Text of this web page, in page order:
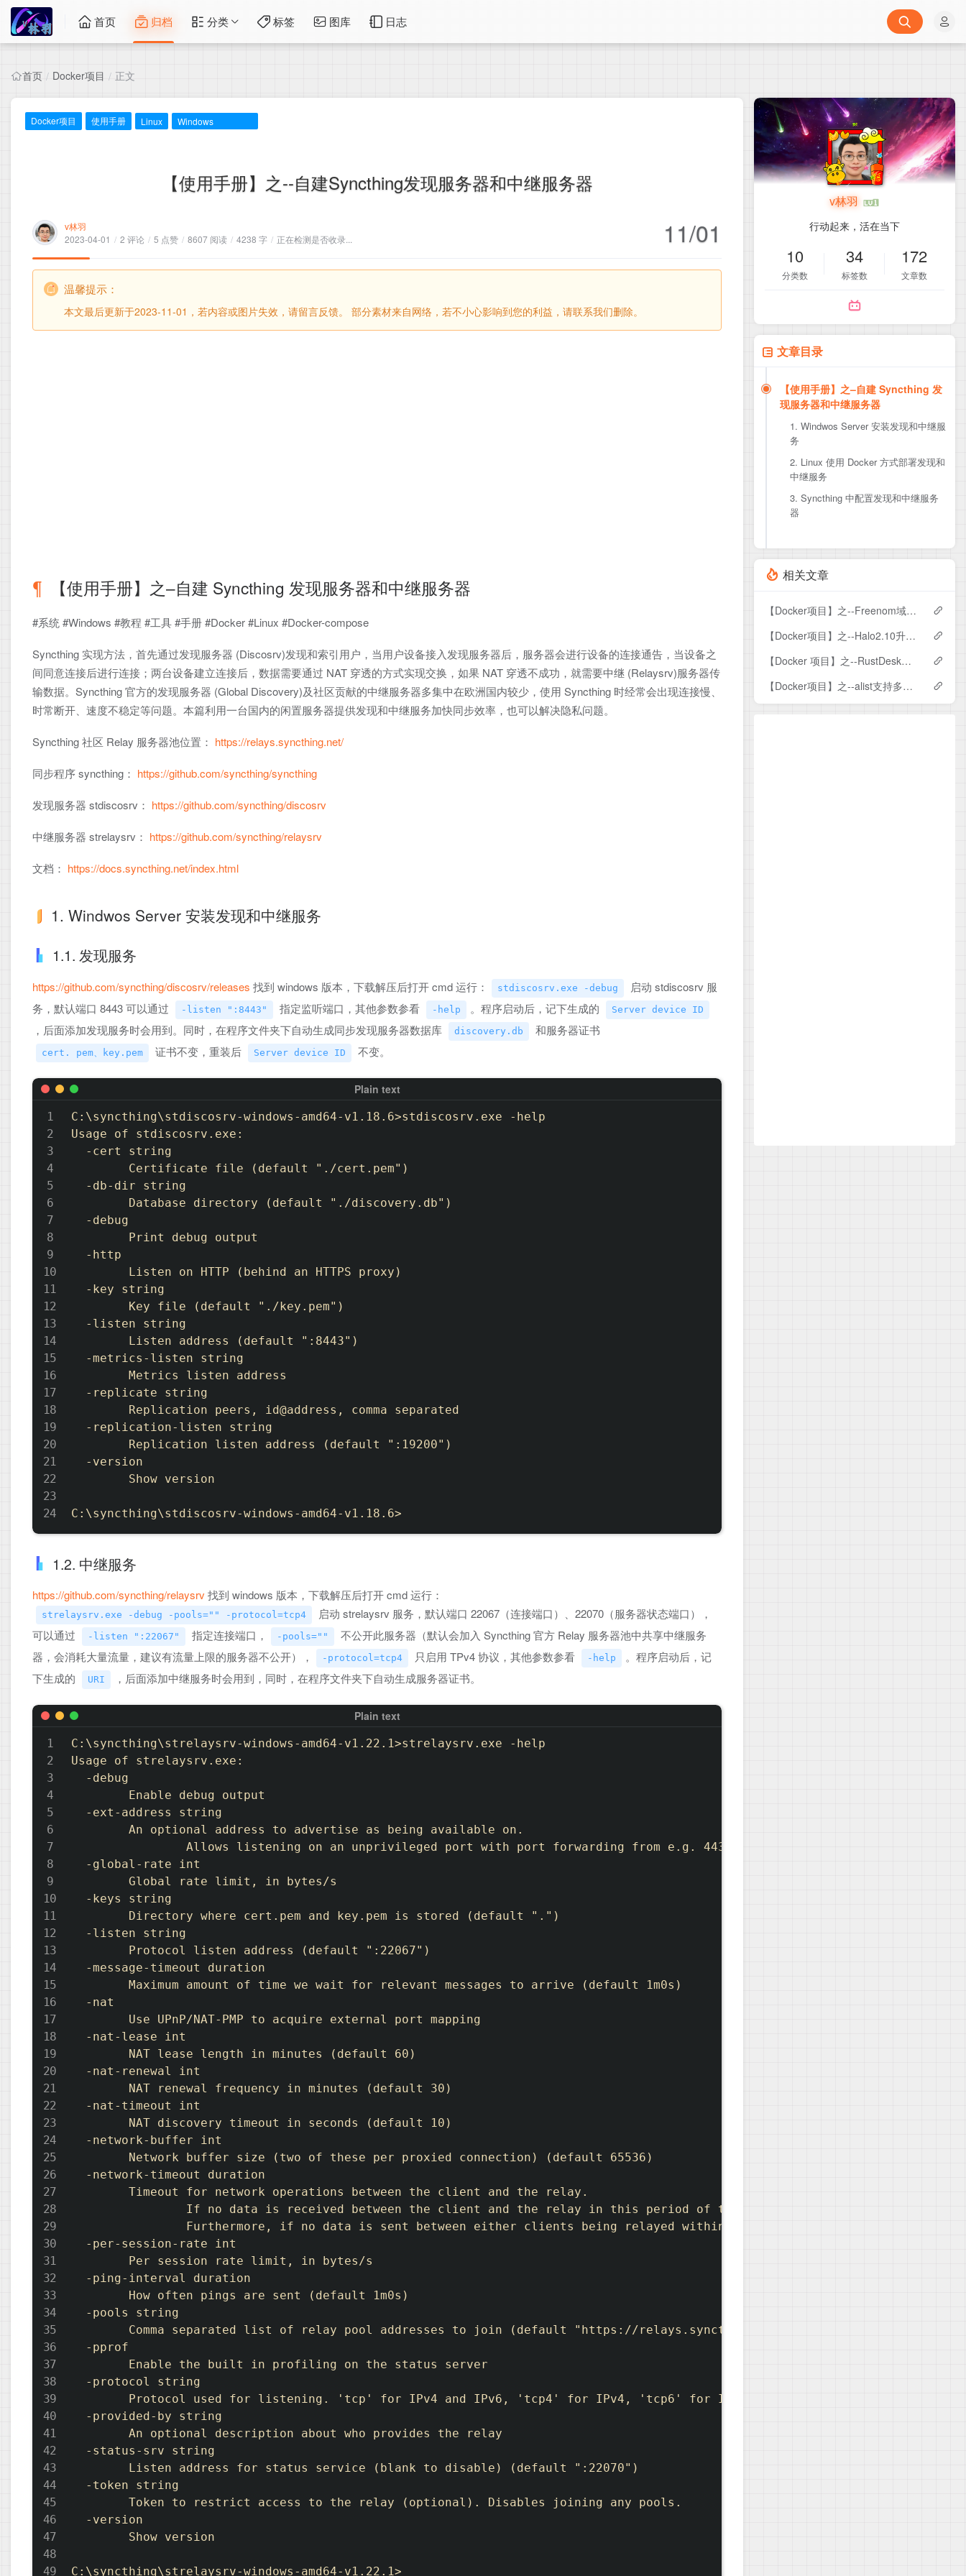
首页 归档 分类 标签 图库 日志
首页 / Docker项目 / 正文
Docker项目 使用手册 Linux Windows
【使用手册】之--自建Syncthing发现服务器和中继服务器
v林羽
2023-04-01 / 2 评论 / 5 点赞 / 8607 阅读 / 4238 字 / 正在检测是否收录... 11/01
温馨提示：
本文最后更新于2023-11-01，若内容或图片失效，请留言反馈。 部分素材来自网络，若不小心影响到您的利益，请联系我们删除。
【使用手册】之–自建 Syncthing 发现服务器和中继服务器
#系统 #Windows #教程 #工具 #手册 #Docker #Linux #Docker-compose
Syncthing 实现方法，首先通过发现服务器 (Discosrv)发现和索引用户，当用户设备接入发现服务器后，服务器会进行设备的连接通告，当设备之
间同意连接后进行连接；两台设备建立连接后，数据需要通过 NAT 穿透的方式实现交换，如果 NAT 穿透不成功，就需要中继 (Relaysrv)服务器传
输数据。Syncthing 官方的发现服务器 (Global Discovery)及社区贡献的中继服务器多集中在欧洲国内较少，使用 Syncthing 时经常会出现连接慢、
时常断开、速度不稳定等问题。本篇利用一台国内的闲置服务器提供发现和中继服务加快同步效率，也可以解决隐私问题。
Syncthing 社区 Relay 服务器池位置： https://relays.syncthing.net/
同步程序 syncthing： https://github.com/syncthing/syncthing
发现服务器 stdiscosrv： https://github.com/syncthing/discosrv
中继服务器 strelaysrv： https://github.com/syncthing/relaysrv
文档： https://docs.syncthing.net/index.html
1. Windwos Server 安装发现和中继服务
1.1. 发现服务
https://github.com/syncthing/discosrv/releases 找到 windows 版本，下载解压后打开 cmd 运行： stdiscosrv.exe -debug
启动 stdiscosrv 服
务，默认端口 8443 可以通过
-listen ":8443" 指定监听端口，其他参数参看 -help 。程序启动后，记下生成的 Server device ID
，后面添加发现服务时会用到。同时，在程序文件夹下自动生成同步发现服务器数据库 discovery.db 和服务器证书
cert. pem、key.pem 证书不变，重装后 Server device ID 不变。
C:\syncthing\stdiscosrv-windows-amd64-v1.18.6>stdiscosrv.exe -help
Usage of stdiscosrv.exe:
  -cert string
        Certificate file (default "./cert.pem")
  -db-dir string
        Database directory (default "./discovery.db")
  -debug
        Print debug output
  -http
        Listen on HTTP (behind an HTTPS proxy)
  -key string
        Key file (default "./key.pem")
  -listen string
        Listen address (default ":8443")
  -metrics-listen string
        Metrics listen address
  -replicate string
        Replication peers, id@address, comma separated
  -replication-listen string
        Replication listen address (default ":19200")
  -version
        Show version
1.2. 中继服务
https://github.com/syncthing/relaysrv 找到 windows 版本，下载解压后打开 cmd 运行：
strelaysrv.exe -debug -pools="" -protocol=tcp4
启动 strelaysrv 服务，默认端口 22067（连接端口）、22070（服务器状态端口），
可以通过
-listen ":22067" 指定连接端口， -pools=""
不公开此服务器（默认会加入 Syncthing 官方 Relay 服务器池中共享中继服务
器，会消耗大量流量，建议有流量上限的服务器不公开），
-protocol=tcp4 只启用 TPv4 协议，其他参数参看 -help
。程序启动后，记
下生成的
URI ，后面添加中继服务时会用到，同时，在程序文件夹下自动生成服务器证书。
C:\syncthing\strelaysrv-windows-amd64-v1.22.1>strelaysrv.exe -help
Usage of strelaysrv.exe:
  -debug
        Enable debug output
  -ext-address string
        An optional address to advertise as being available on.
Allows listening on an unprivileged port with port forwarding from e.g. 443, and be connected to on port
  -global-rate int
        Global rate limit, in bytes/s
  -keys string
        Directory where cert.pem and key.pem is stored (default ".")
  -listen string
        Protocol listen address (default ":22067")
  -message-timeout duration
        Maximum amount of time we wait for relevant messages to arrive (default 1m0s)
  -nat
        Use UPnP/NAT-PMP to acquire external port mapping
  -nat-lease int
        NAT lease length in minutes (default 60)
  -nat-renewal int
        NAT renewal frequency in minutes (default 30)
  -nat-timeout int
        NAT discovery timeout in seconds (default 10)
  -network-buffer int
        Network buffer size (two of these per proxied connection) (default 65536)
  -network-timeout duration
        Timeout for network operations between the client and the relay.
If no data is received between the client and the relay in this period of time, the connection is
Furthermore, if no data is sent between either clients being relayed within this period of time, the
  -per-session-rate int
        Per session rate limit, in bytes/s
  -ping-interval duration
        How often pings are sent (default 1m0s)
  -pools string
        Comma separated list of relay pool addresses to join (default "https://relays.syncthing.net/endpoint")
  -pprof
        Enable the built in profiling on the status server
  -protocol string
        Protocol used for listening. 'tcp' for IPv4 and IPv6, 'tcp4' for IPv4, 'tcp6' for IPv6 (default "tcp")
  -provided-by string
        An optional description about who provides the relay
  -status-srv string
        Listen address for status service (blank to disable) (default ":22070")
  -token string
        Token to restrict access to the relay (optional). Disables joining any pools.
  -version
        Show version
v林羽
行动起来，活在当下
10
分类数
34
标签数
172
文章数
文章目录
【使用手册】之–自建 Syncthing 发
现服务器和中继服务器
1. Windwos Server 安装发现和中继服
务
1.1. 发现服务
1.2. 中继服务
2. Linux 使用 Docker 方式部署发现和
中继服务
3. Syncthing 中配置发现和中继服务
器
相关文章
【Docker项目】之--Freenom域名自动续签复活
【Docker项目】之--Halo2.10升级joe3.0主题广告设置
【Docker 项目】之--RustDesk全平台远程桌面连接软件自建服务器流程
【Docker项目】之--alist支持多个存储项目的综合性网盘直链平台